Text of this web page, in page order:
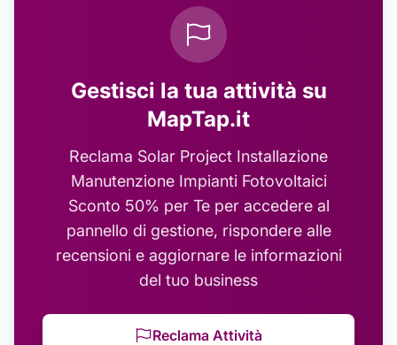
Gestisci la tua attività su
MapTap.it
Reclama Solar Project Installazione
Manutenzione Impianti Fotovoltaici
Sconto 50% per Teper accedere al
pannello di gestione, rispondere alle
recensioni e aggiornare le informazioni
del tuo business
Reclama Attività